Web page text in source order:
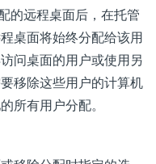
的远程桌面后，在托管
桌面将始终分配给该用
问桌面的用户或使用另
移除这些用户的计算机
所有用户分配。